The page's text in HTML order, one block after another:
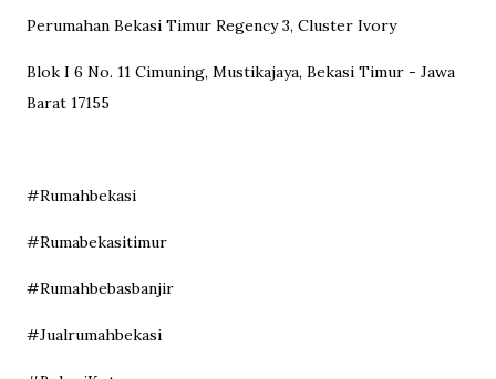
Perumahan Bekasi Timur Regency 3, Cluster Ivory
Blok I 6 No. 11 Cimuning, Mustikajaya, Bekasi Timur - Jawa
Barat 17155
#Rumahbekasi
#Rumabekasitimur
#Rumahbebasbanjir
#Jualrumahbekasi